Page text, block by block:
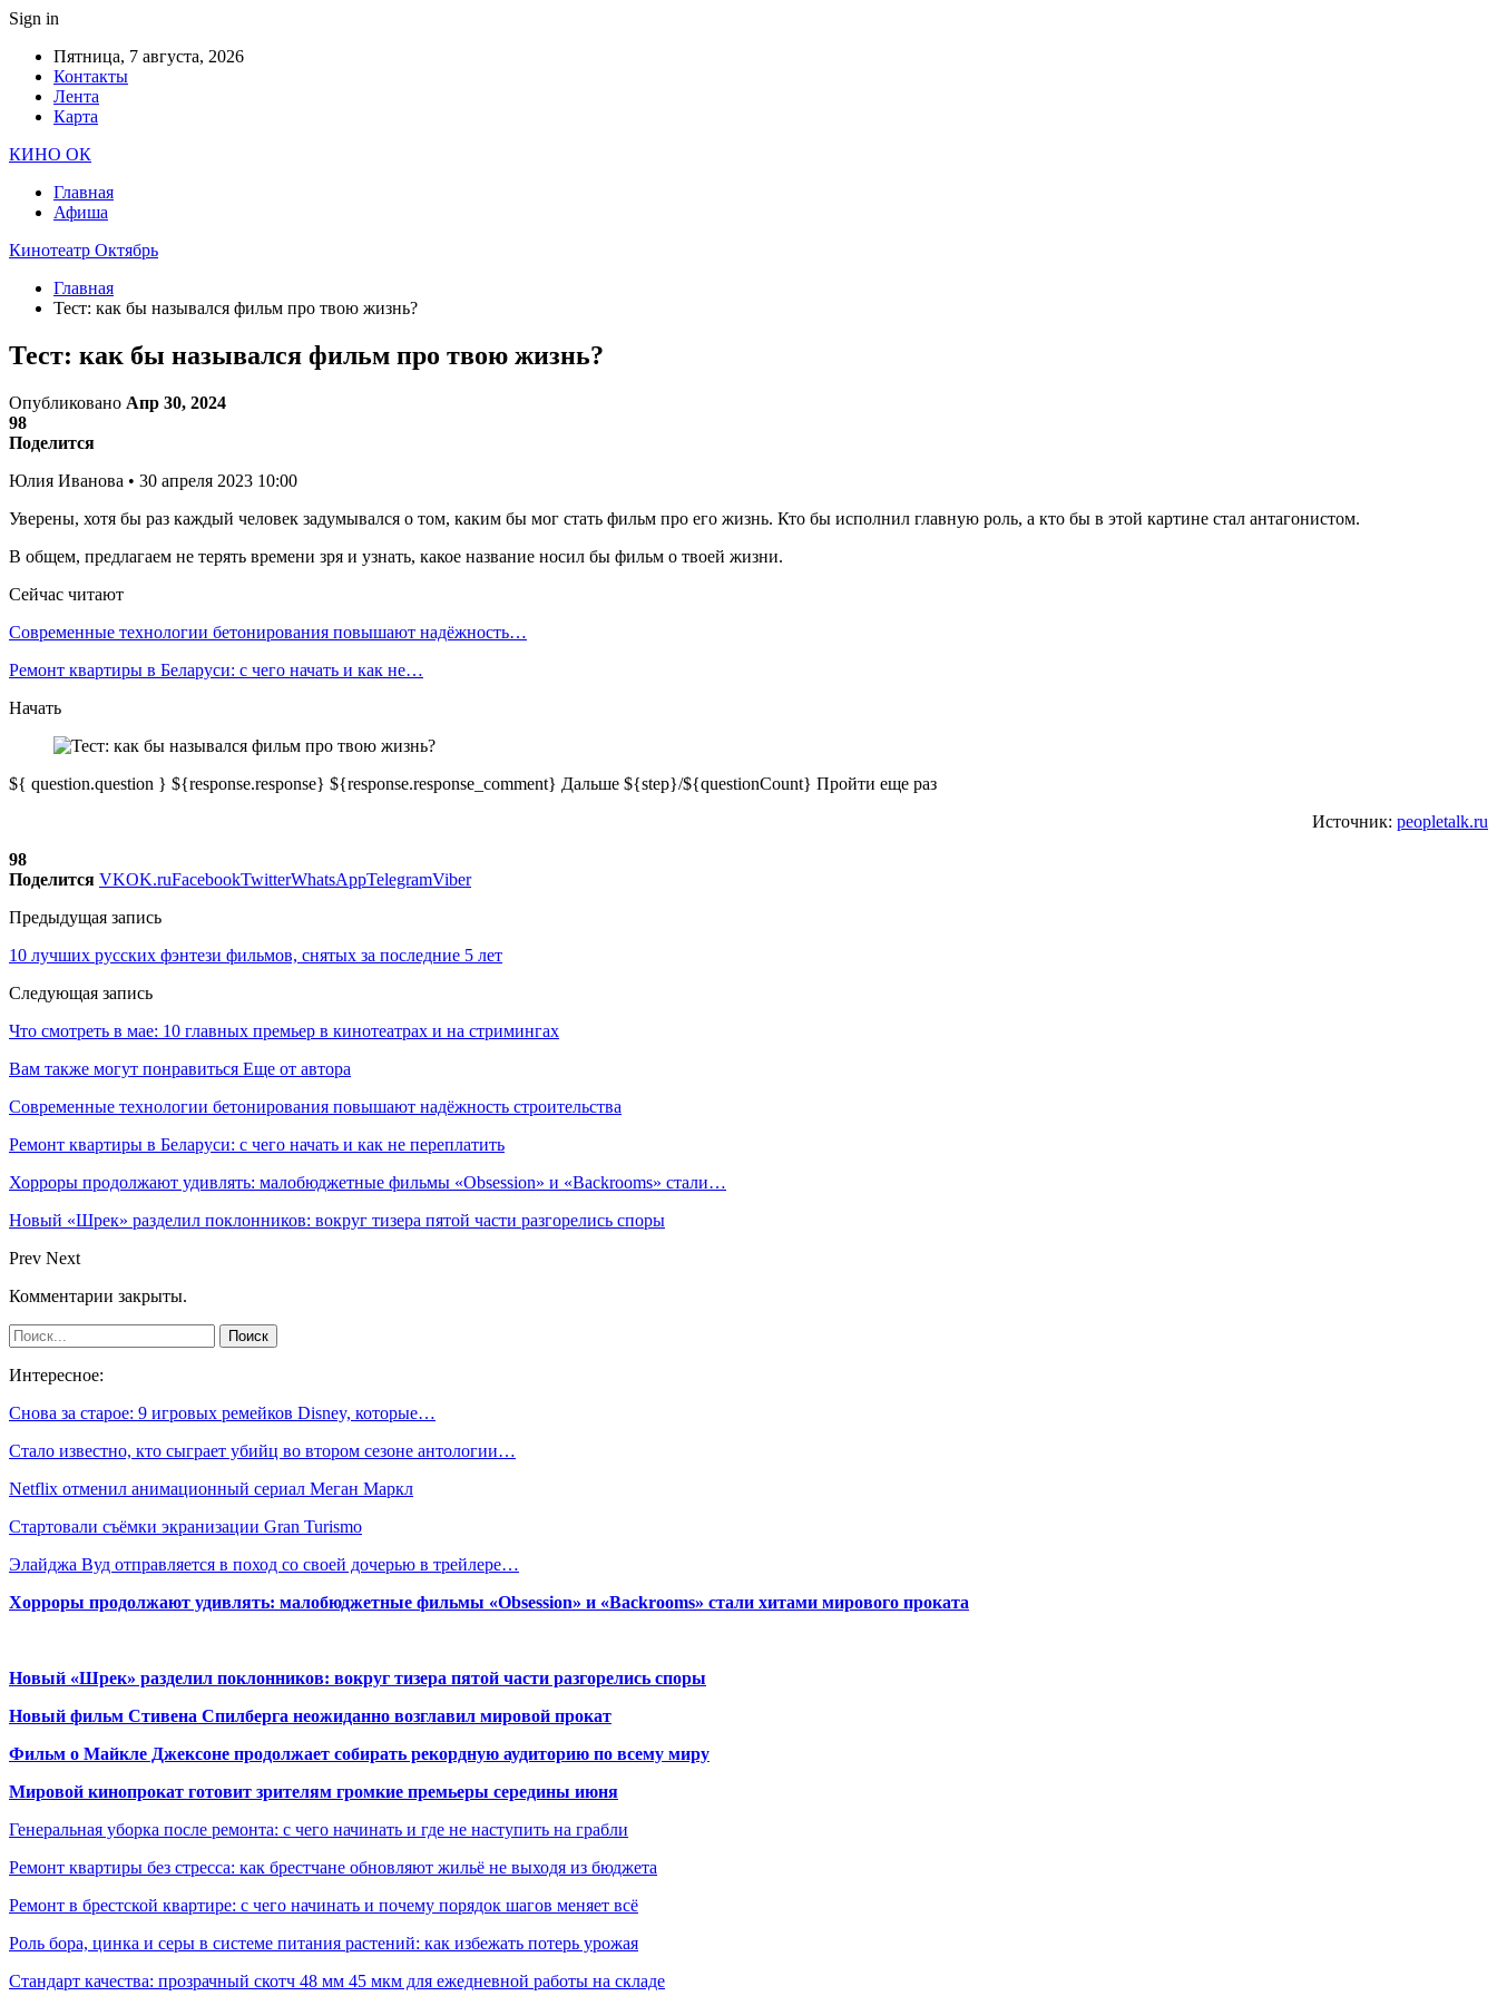
Sign in
Пятница, 7 августа, 2026
Контакты
Лента
Карта
КИНО ОК
Главная
Афиша
Кинотеатр Октябрь
Главная
Тест: как бы назывался фильм про твою жизнь?
Тест: как бы назывался фильм про твою жизнь?
Опубликовано Апр 30, 2024
98
Поделится
Юлия Иванова • 30 апреля 2023 10:00
Уверены, хотя бы раз каждый человек задумывался о том, каким бы мог стать фильм про его жизнь. Кто бы исполнил главную роль, а кто бы в этой картине стал антагонистом.
В общем, предлагаем не терять времени зря и узнать, какое название носил бы фильм о твоей жизни.
Сейчас читают
Современные технологии бетонирования повышают надёжность…
Ремонт квартиры в Беларуси: с чего начать и как не…
Начать
${ question.question } ${response.response} ${response.response_comment} Дальше ${step}/${questionCount} Пройти еще раз
Источник: peopletalk.ru
98
Поделится VKOK.ruFacebookTwitterWhatsAppTelegramViber
Предыдущая запись
10 лучших русских фэнтези фильмов, снятых за последние 5 лет
Следующая запись
Что смотреть в мае: 10 главных премьер в кинотеатрах и на стримингах
Вам также могут понравиться Еще от автора
Современные технологии бетонирования повышают надёжность строительства
Ремонт квартиры в Беларуси: с чего начать и как не переплатить
Хорроры продолжают удивлять: малобюджетные фильмы «Obsession» и «Backrooms» стали…
Новый «Шрек» разделил поклонников: вокруг тизера пятой части разгорелись споры
Prev Next
Комментарии закрыты.
Интересное:
Снова за старое: 9 игровых ремейков Disney, которые…
Стало известно, кто сыграет убийц во втором сезоне антологии…
Netflix отменил анимационный сериал Меган Маркл
Стартовали съёмки экранизации Gran Turismo
Элайджа Вуд отправляется в поход со своей дочерью в трейлере…
Хорроры продолжают удивлять: малобюджетные фильмы «Obsession» и «Backrooms» стали хитами мирового проката
Новый «Шрек» разделил поклонников: вокруг тизера пятой части разгорелись споры
Новый фильм Стивена Спилберга неожиданно возглавил мировой прокат
Фильм о Майкле Джексоне продолжает собирать рекордную аудиторию по всему миру
Мировой кинопрокат готовит зрителям громкие премьеры середины июня
Генеральная уборка после ремонта: с чего начинать и где не наступить на грабли
Ремонт квартиры без стресса: как брестчане обновляют жильё не выходя из бюджета
Ремонт в брестской квартире: с чего начинать и почему порядок шагов меняет всё
Роль бора, цинка и серы в системе питания растений: как избежать потерь урожая
Стандарт качества: прозрачный скотч 48 мм 45 мкм для ежедневной работы на складе